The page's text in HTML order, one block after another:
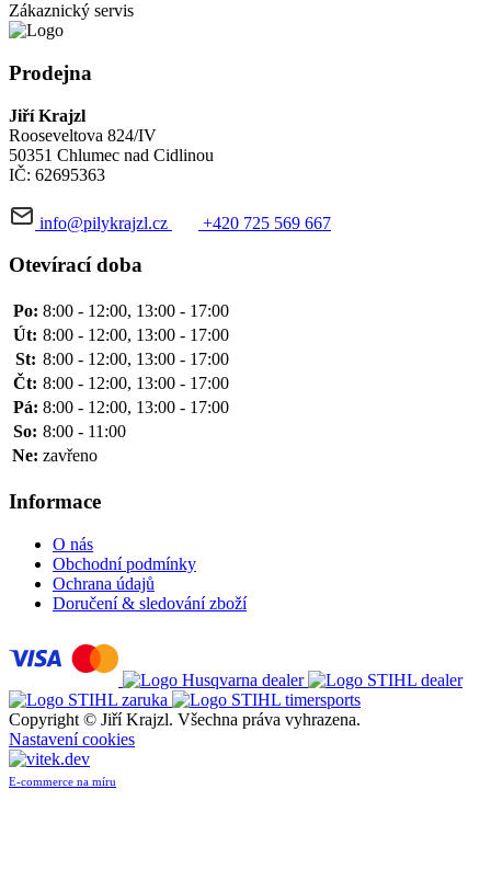
Zákaznický servis
Prodejna
Jiří Krajzl
Rooseveltova 824/IV
50351 Chlumec nad Cidlinou
IČ: 62695363
info@pilykrajzl.cz +420 725 569 667
Otevírací doba
Po: 8:00 - 12:00, 13:00 - 17:00
Út: 8:00 - 12:00, 13:00 - 17:00
St: 8:00 - 12:00, 13:00 - 17:00
Čt: 8:00 - 12:00, 13:00 - 17:00
Pá: 8:00 - 12:00, 13:00 - 17:00
So: 8:00 - 11:00
Ne: zavřeno
Informace
O nás
Obchodní podmínky
Ochrana údajů
Doručení & sledování zboží
Copyright © Jiří Krajzl. Všechna práva vyhrazena.
Nastavení cookies
E-commerce na míru